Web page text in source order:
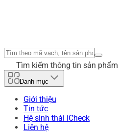
Tìm kiếm thông tin sản phẩm
Danh mục
Giới thiệu
Tin tức
Hệ sinh thái iCheck
Liên hệ